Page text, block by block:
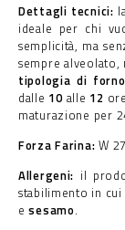
Dettagli tecnici:
ideale per chi
semplicità, ma
sempre
tipologia di forno
dalle 10alle 12
maturazione per
Forza Farina:W
Allergeni: il
stabilimento in cui
esesamo.